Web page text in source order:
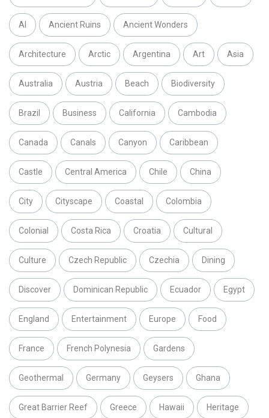
AI Ancient Ruins Ancient Wonders
Architecture Arctic Argentina Art Asia
Australia Austria Beach Biodiversity
Brazil Business California Cambodia
Canada Canals Canyon Caribbean
Castle Central America Chile China
City Cityscape Coastal Colombia
Colonial Costa Rica Croatia Cultural
Culture Czech Republic Czechia Dining
Discover Dominican Republic Ecuador Egypt
England Entertainment Europe Food
France French Polynesia Gardens
Geothermal Germany Geysers Ghana
Great Barrier Reef Greece Hawaii Heritage